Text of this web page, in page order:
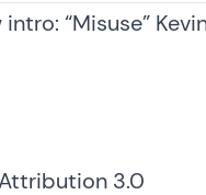
“Misuse”
3.0